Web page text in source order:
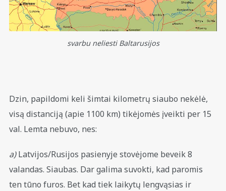
svarbu neliesti Baltarusijos
Dzin, papildomi keli šimtai kilometrų siaubo nekėlė,
visą distanciją (apie 1100 km) tikėjomės įveikti per 15
val. Lemta nebuvo, nes:
a)Latvijos/Rusijos pasienyje stovėjome beveik 8
valandas. Siaubas. Dar galima suvokti, kad paromis
ten tūno furos. Bet kad tiek laikytų lengvąsias ir